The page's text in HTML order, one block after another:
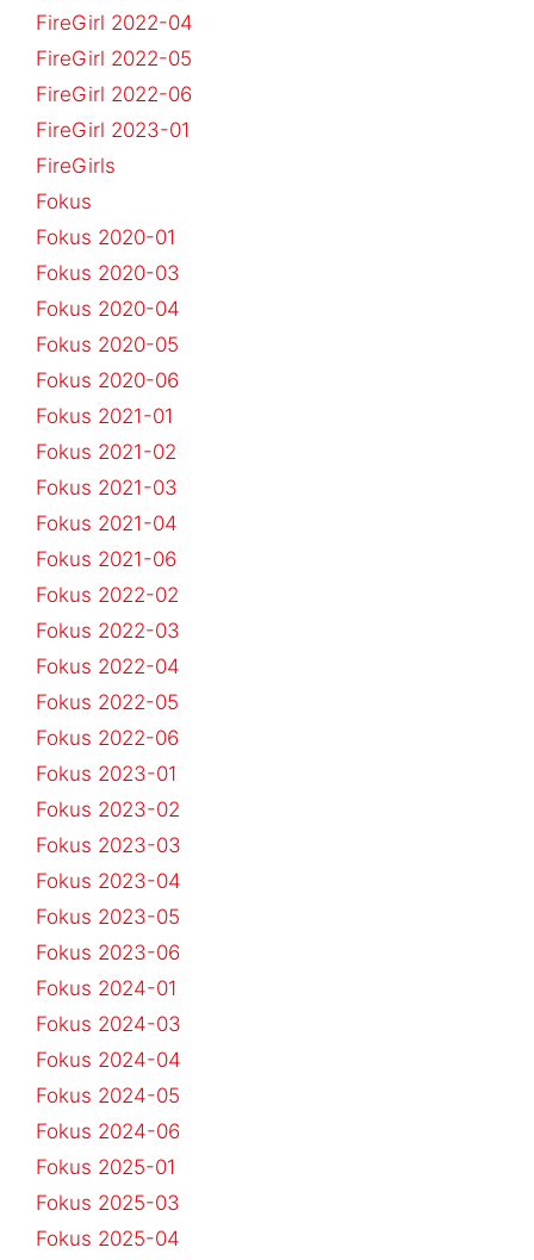
FireGirl 2022-04
FireGirl 2022-05
FireGirl 2022-06
FireGirl 2023-01
FireGirls
Fokus
Fokus 2020-01
Fokus 2020-03
Fokus 2020-04
Fokus 2020-05
Fokus 2020-06
Fokus 2021-01
Fokus 2021-02
Fokus 2021-03
Fokus 2021-04
Fokus 2021-06
Fokus 2022-02
Fokus 2022-03
Fokus 2022-04
Fokus 2022-05
Fokus 2022-06
Fokus 2023-01
Fokus 2023-02
Fokus 2023-03
Fokus 2023-04
Fokus 2023-05
Fokus 2023-06
Fokus 2024-01
Fokus 2024-03
Fokus 2024-04
Fokus 2024-05
Fokus 2024-06
Fokus 2025-01
Fokus 2025-03
Fokus 2025-04